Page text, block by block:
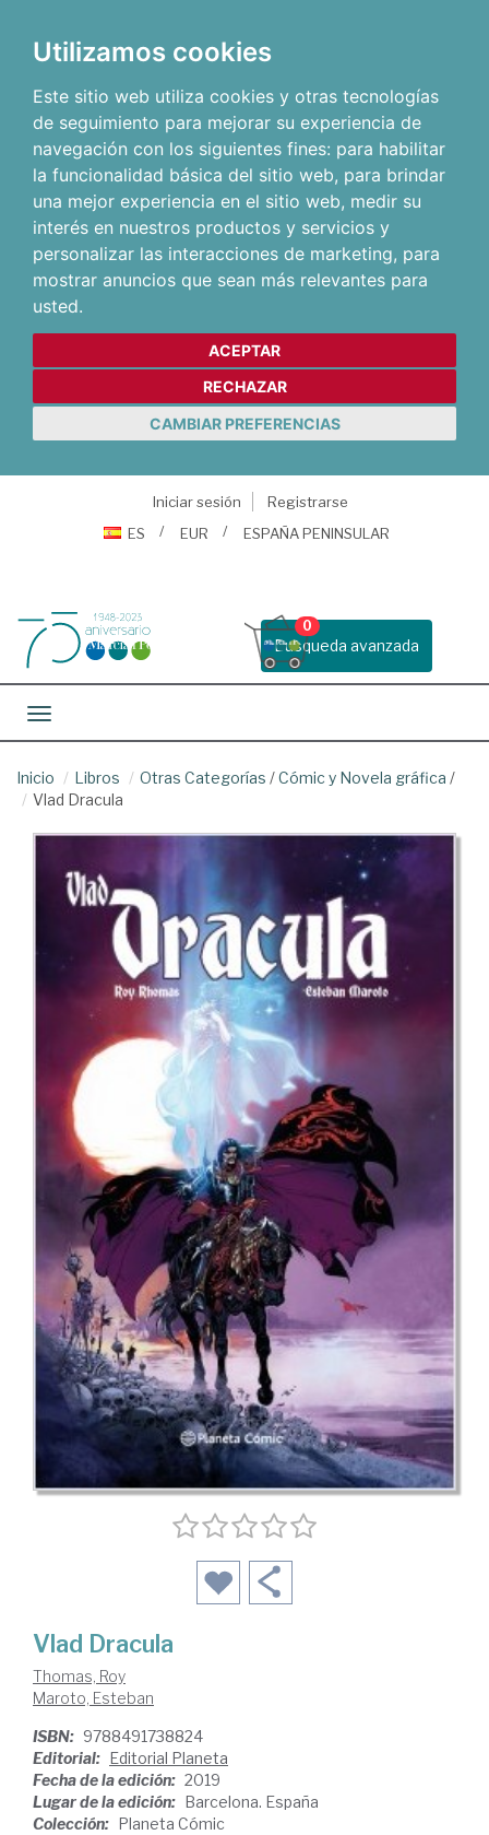
Utilizamos cookies
Este sitio web utiliza cookies y otras tecnologías
de seguimiento para mejorar su experiencia de
navegación con los siguientes fines: para habilitar
la funcionalidad básica del sitio web, para brindar
una mejor experiencia en el sitio web, medir su
interés en nuestros productos y servicios y
personalizar las interacciones de marketing, para
mostrar anuncios que sean más relevantes para
usted.
ACEPTAR
RECHAZAR
CAMBIAR PREFERENCIAS
Iniciar sesión
Registrarse
ES
EUR ESPAÑA PENINSULAR
Busqueda avanzada
0
Toggle navigation
Inicio Libros Otras Categorías /Cómic y Novela gráfica /
Vlad Dracula
Vlad Dracula
Thomas, Roy
Maroto, Esteban
ISBN: 9788491738824
Editorial: Editorial Planeta
Fecha de la edición: 2019
Lugar de la edición: Barcelona. España
Colección: Planeta Cómic